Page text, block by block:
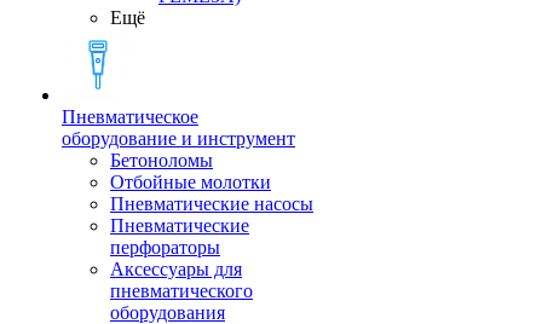
Ещё
Пневматическое
оборудование и инструмент
Бетоноломы
Отбойные молотки
Пневматические насосы
Пневматические
перфораторы
Аксессуары для
пневматического
оборудования